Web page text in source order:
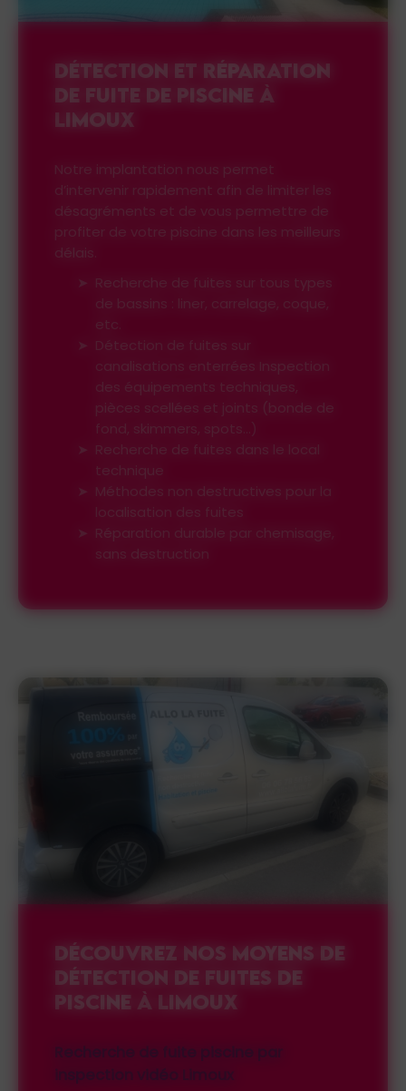
DÉTECTION ET RÉPARATION
DE FUITE DE PISCINE À
LIMOUX
Notre implantation nous permet
d’intervenir rapidement afin de limiter les
désagréments et de vous permettre de
profiter de votre piscine dans les meilleurs
délais.
Recherche de fuites sur tous types
de bassins : liner, carrelage, coque,
etc.
Détection de fuites sur
canalisations enterrées Inspection
des équipements techniques,
pièces scellées et joints (bonde de
fond, skimmers, spots…)
Recherche de fuites dans le local
technique
Méthodes non destructives pour la
localisation des fuites
Réparation durable par chemisage,
sans destruction
DÉCOUVREZ NOS MOYENS DE
DÉTECTION DE FUITES DE
PISCINE À LIMOUX
Recherche de fuite piscine par
inspection vidéo Limoux